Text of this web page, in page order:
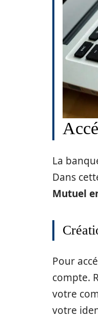
La
Dans
Mutuel
Pour
compte.
votre
votre